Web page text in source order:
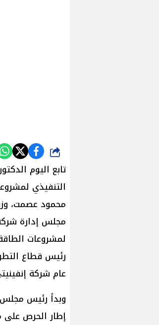
شارك
تابع اليوم
التنفيذي
محمود عصمت،
مجلس إدارة
لمشروعات
رئيس قطاع
عام شركة
وبدأ رئيس مجلس
إطار الحرص على